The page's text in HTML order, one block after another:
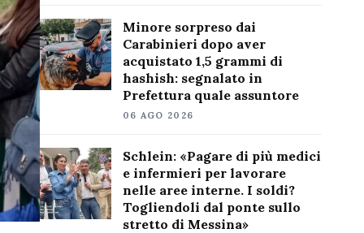
Minore sorpreso dai
Carabinieri dopo aver
acquistato 1,5 grammi di
hashish: segnalato in
Prefettura quale assuntore
06 AGO 2026
Schlein: «Pagare di più medici
e infermieri per lavorare
nelle aree interne. I soldi?
Togliendoli dal ponte sullo
stretto di Messina»